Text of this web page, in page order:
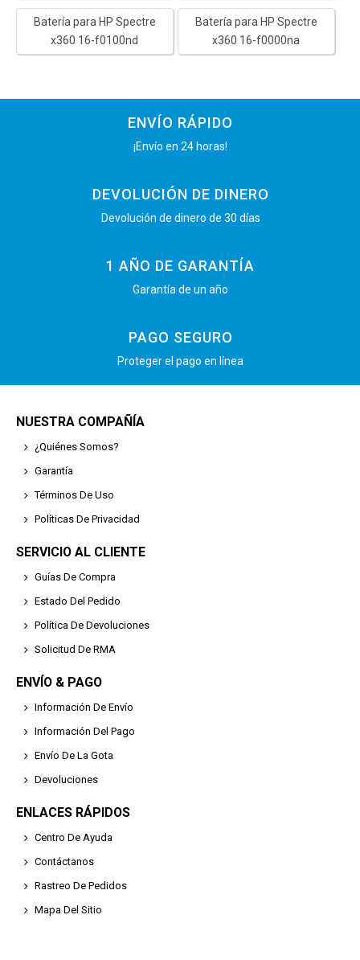
Batería para HP Spectre
x360 16-f0100nd
Batería para HP Spectre
x360 16-f0000na
ENVÍO RÁPIDO
¡Envío en 24 horas!
DEVOLUCIÓN DE DINERO
Devolución de dinero de 30 días
1 AÑO DE GARANTÍA
Garantía de un año
PAGO SEGURO
Proteger el pago en línea
NUESTRA COMPAÑÍA
¿Quiénes Somos?
Garantía
Términos De Uso
Políticas De Privacidad
SERVICIO AL CLIENTE
Guías De Compra
Estado Del Pedido
Política De Devoluciones
Solicitud De RMA
ENVÍO & PAGO
Información De Envío
Información Del Pago
Envío De La Gota
Devoluciones
ENLACES RÁPIDOS
Centro De Ayuda
Contáctanos
Rastreo De Pedidos
Mapa Del Sitio